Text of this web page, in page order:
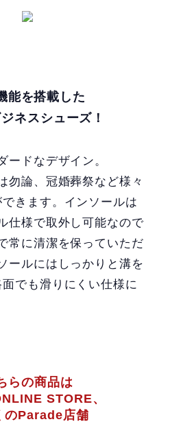
能を搭載した
ネスシューズ！
ダードなデザイン。
勿論、冠婚葬祭など様々
きます。インソールは
仕様で取外し可能なので
常に清潔を保っていただ
ールにはしっかりと溝を
でも滑りにくい仕様に
います。
らの商品は
STORE、
のParade店舗